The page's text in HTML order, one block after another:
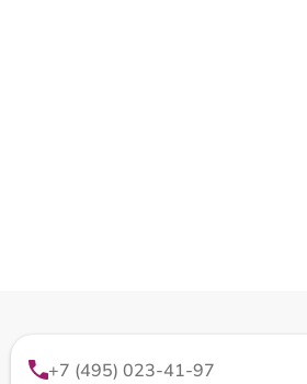
+7 (495) 023-41-97